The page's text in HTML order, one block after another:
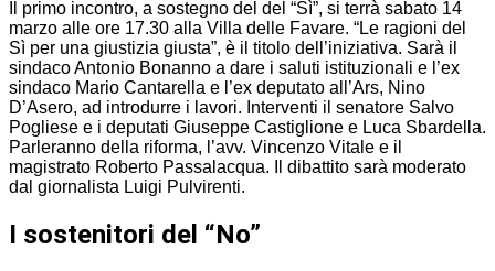
Il primo incontro, a sostegno del del “Sì”, si terrà sabato 14
marzo alle ore 17.30 alla Villa delle Favare. “Le ragioni del
Sì per una giustizia giusta”, è il titolo dell’iniziativa. Sarà il
sindaco Antonio Bonanno a dare i saluti istituzionali e l’ex
sindaco Mario Cantarella e l’ex deputato all’Ars, Nino
D’Asero, ad introdurre i lavori. Interventi il senatore Salvo
Pogliese e i deputati Giuseppe Castiglione e Luca Sbardella.
Parleranno della riforma, l’avv. Vincenzo Vitale e il
magistrato Roberto Passalacqua. Il dibattito sarà moderato
dal giornalista Luigi Pulvirenti.
I sostenitori del “No”